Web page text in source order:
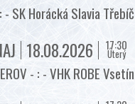
- SK Horácká Slavia Třebíč
17:30
Úterý
18.08.2026
- : - VHK ROBE Vsetín